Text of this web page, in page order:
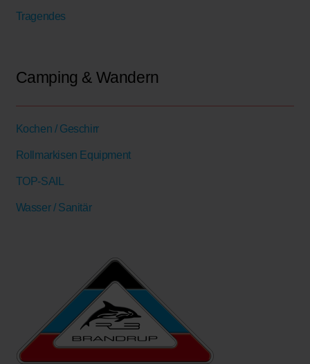
Tragendes
Camping & Wandern
Kochen / Geschirr
Rollmarkisen Equipment
TOP-SAIL
Wasser / Sanitär